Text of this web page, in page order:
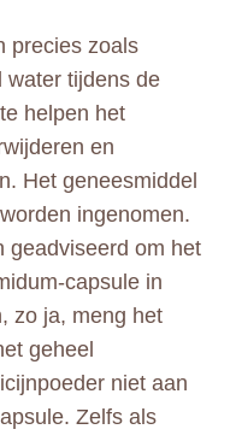
precies zoals
water tijdens de
helpen het
en
Het geneesmiddel
ingenomen.
geadviseerd om het
capsule in
zo ja, meng het
geheel
niet aan
Zelfs als